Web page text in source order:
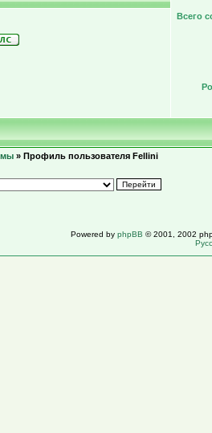
Всего
» Профиль пользователя Fellini
Powered by phpBB © 2001, 2002